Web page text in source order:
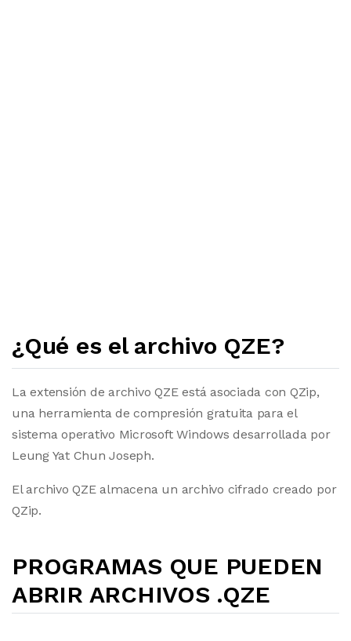
¿Qué es el archivo QZE?
La extensión de archivo QZE está asociada con QZip,
una herramienta de compresión gratuita para el
sistema operativo Microsoft Windows desarrollada por
Leung Yat Chun Joseph.
El archivo QZE almacena un archivo cifrado creado por
QZip.
PROGRAMAS QUE PUEDEN
ABRIR ARCHIVOS .QZE